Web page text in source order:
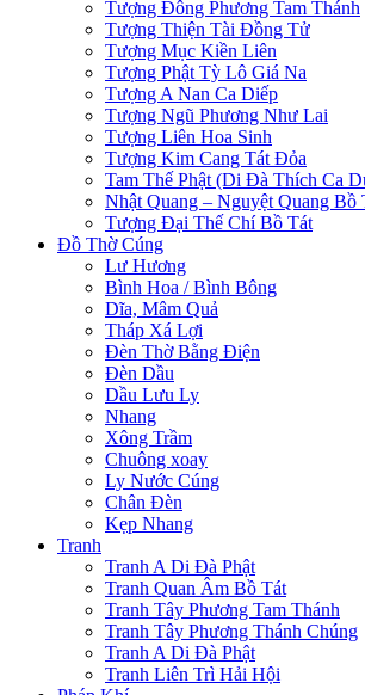
Tượng Đông Phương Tam Thánh
Tượng Thiện Tài Đồng Tử
Tượng Mục Kiền Liên
Tượng Phật Tỳ Lô Giá Na
Tượng A Nan Ca Diếp
Tượng Ngũ Phương Như Lai
Tượng Liên Hoa Sinh
Tượng Kim Cang Tát Đỏa
Tam Thế Phật (Di Đà Thích Ca
Nhật Quang – Nguyệt Quang Bồ
Tượng Đại Thế Chí Bồ Tát
Đồ Thờ Cúng
Lư Hương
Bình Hoa / Bình Bông
Dĩa, Mâm Quả
Tháp Xá Lợi
Đèn Thờ Bằng Điện
Đèn Dầu
Dầu Lưu Ly
Nhang
Xông Trầm
Chuông xoay
Ly Nước Cúng
Chân Đèn
Kẹp Nhang
Tranh
Tranh A Di Đà Phật
Tranh Quan Âm Bồ Tát
Tranh Tây Phương Tam Thánh
Tranh Tây Phương Thánh Chúng
Tranh A Di Đà Phật
Tranh Liên Trì Hải Hội